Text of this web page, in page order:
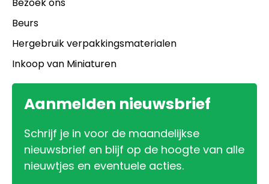
Beurs
Hergebruik verpakkingsmaterialen
Inkoop van Miniaturen
Aanmelden nieuwsbrief
Schrijf je in voor de maandelijkse
nieuwsbrief en blijf op de hoogte van alle
nieuwtjes en eventuele acties.